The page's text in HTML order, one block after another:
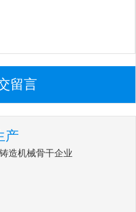
留言
产
造机械骨干企业